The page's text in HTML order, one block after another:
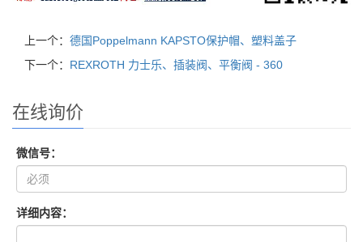
上一个： 德国Poppelmann KAPSTO保护帽、塑料盖子
下一个： REXROTH 力士乐、插装阀、平衡阀 - 360
在线询价
微信号：
详细内容：